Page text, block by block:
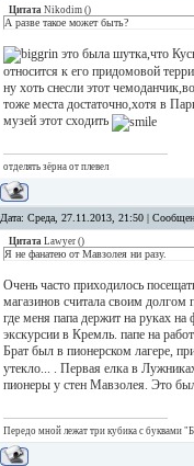
Цитата Nikodim ()
А разве такое может быть?
это была шутка,что
относится к его придомовой
ну хоть снесли этот
тоже места достаточно,хотя в
музей этот сходить
отделять зёрна от плевел
Дата: Среда, 27.11.2013, 21:50 |
Цитата Lawyer ()
Я не фанатею от Мавзолея ни разу.
Очень часто приходилось
магазинов считала своим долгом
где меня папа держит на руках
экскурсии в Кремль. папе на
Брат был в пионерском лагере,
утекло... . Первая елка в
пионеры у стен Мавзолея. Это
Передо мной лежат три кубика с буквами